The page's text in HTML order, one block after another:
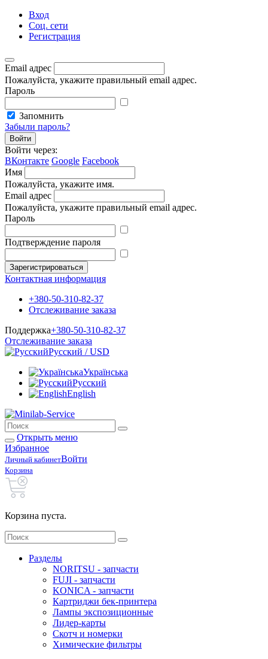
Вход
Соц. сети
Регистрация
Email адрес
Пожалуйста, укажите правильный email адрес.
Пароль
Запомнить
Забыли пароль?
Войти
Войти через:
ВКонтакте Google Facebook
Имя
Пожалуйста, укажите имя.
Email адрес
Пожалуйста, укажите правильный email адрес.
Пароль
Подтверждение пароля
Зарегистрироваться
Контактная информация
+380-50-310-82-37
Отслеживание заказа
Поддержка+380-50-310-82-37
Отслеживание заказа
Русский / USD
Українська
Русский
English
Открыть меню
Избранное
Личный кабинетВойти
Корзина
Корзина пуста.
Разделы
NORITSU - запчасти
FUJI - запчасти
KONICA - запчасти
Картриджи бек-принтера
Лампы экспозиционные
Лидер-карты
Скотч и номерки
Химические фильтры